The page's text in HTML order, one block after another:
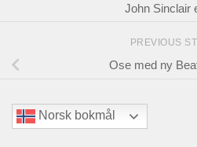
John Sinclair
PREVIOUS
Ose med ny
Norsk bokmål